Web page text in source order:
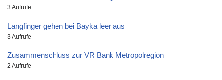
3 Aufrufe
Langfinger gehen bei Bayka leer aus
3 Aufrufe
Zusammenschluss zur VR Bank Metropolregion
2 Aufrufe